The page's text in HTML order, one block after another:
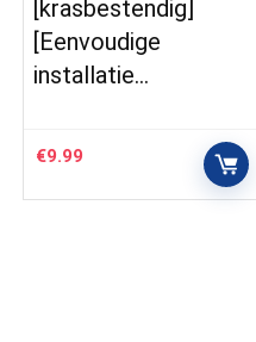
[krasbestendig]
[Eenvoudige
installatie…
€9.99